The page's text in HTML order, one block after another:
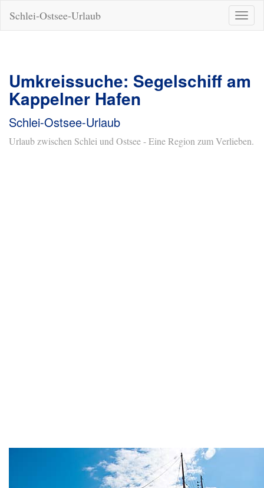
ein-/
Schlei-Ostsee-Urlaub
Umkreissuche: Segelschiff am
Kappelner Hafen
Schlei-Ostsee-Urlaub
Urlaub zwischen Schlei und Ostsee - Eine Region zum Verlieben.